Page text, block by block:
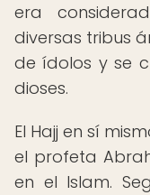
era
diversas tribus
de ídolos y se
dioses.
El Hajj en sí
el profeta
en el Islam.